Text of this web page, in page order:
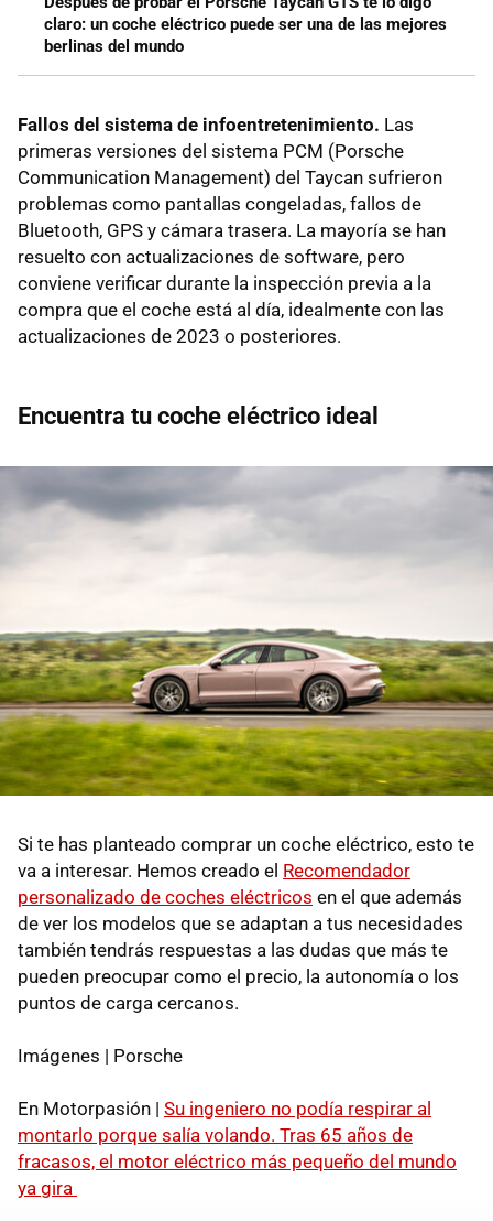
claro: un coche eléctrico puede ser una de las mejores
berlinas del mundo
Fallos del sistema de infoentretenimiento. Las
primeras versiones del sistema PCM (Porsche
Communication Management) del Taycan sufrieron
problemas como pantallas congeladas, fallos de
Bluetooth, GPS y cámara trasera. La mayoría se han
resuelto con actualizaciones de software, pero
conviene verificar durante la inspección previa a la
compra que el coche está al día, idealmente con las
actualizaciones de 2023 o posteriores.
Encuentra tu coche eléctrico ideal
Si te has planteado comprar un coche eléctrico, esto te
va a interesar. Hemos creado el Recomendador
personalizado de coches eléctricos en el que además
de ver los modelos que se adaptan a tus necesidades
también tendrás respuestas a las dudas que más te
pueden preocupar como el precio, la autonomía o los
puntos de carga cercanos.
Imágenes | Porsche
En Motorpasión | Su ingeniero no podía respirar al
montarlo porque salía volando. Tras 65 años de
fracasos, el motor eléctrico más pequeño del mundo
ya gira